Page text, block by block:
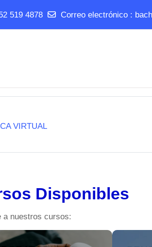
519 4878 Correo electrónico :
VIRTUAL
Disponibles
a nuestros cursos: